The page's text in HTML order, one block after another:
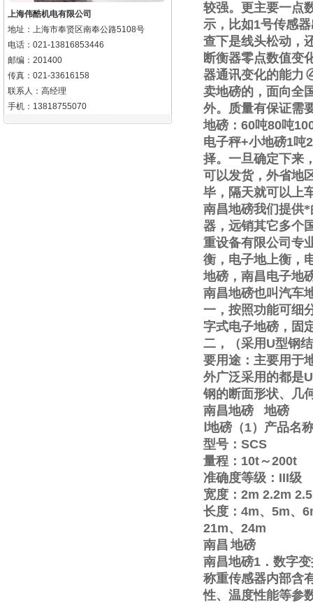
上海伟酷机电有限公司
地址：上海市奉贤区南奉公路5108号
电话：021-13816853446
邮编：201400
传真：021-33616158
联系人：高经理
手机：13818755070
较强。更主要一点
示，比如1号传感
查下是线头松动，
断衡器零点数值变
器通讯变化的能力
卖地磅的，面向全
外。质量有保证需
地磅： 60吨80吨
电子秤+小地磅1吨2
择。一旦确定下来
可以发货，外省地
毕，隔天就可以上
南昌地磅我们提供
器，远销其它多个
重设备有限公司专
衡，电子地上衡，
地磅，南昌电子地
南昌地磅也叫汽车
一，按照功能可细
字式电子地磅，固
二，（采用 U型钢
要用途：主要用于
外广泛采用的都是U
钢的断面形状、几
南昌地磅
地磅
地磅（1）产品名
型号： SCS
量程： 10t～200t
准确度等级： III级
宽度： 2m 2.2m
长度： 4m、 5m、
21m、 24m
南昌 地磅
南昌地磅1 ．数字
称重传感器内部含
性、温度性能等参